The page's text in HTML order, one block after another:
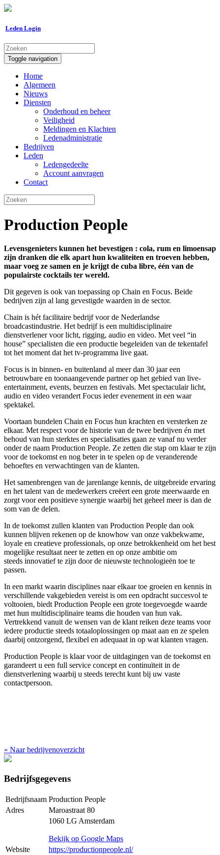
Leden Login
Toggle navigation
Home
Algemeen
Nieuws
Diensten
Onderhoud en beheer
Veiligheid
Meldingen en Klachten
Ledenadministratie
Bedrijven
Leden
Ledengedeelte
Account aanvragen
Contact
Production People
Levensgenieters kunnen het bevestigen : cola, rum en limoensap
zijn dranken die elk apart hun kwaliteiten en troeven hebben,
maar voeg ze samen en je krijgt de cuba libre, één van de
populairste cocktails ter wereld.
Dit gegeven is ook van toepassing op Chain en Focus. Beide
bedrijven zijn al lang gevestigde waarden in de sector.
Chain is hét facilitaire bedrijf voor de Nederlandse
broadcastindustrie. Het bedrijf is een multidisciplinaire
dienstverlener voor licht, rigging, audio en video. Met veel “in
house” specialisten die een productie begeleiden van de tekentafel
tot het moment dat het tv-programma live gaat.
Focus is in binnen- en buitenland al meer dan 30 jaar een
betrouwbare en toonaangevende partner op het gebied van live-
entertainment, events, beurzen en festivals. Met spectaculair licht,
audio en video verandert Focus ieder evenement in een waar
spektakel.
Voortaan bundelen Chain en Focus hun krachten en versterken ze
elkaar. Met respect voor de historie van de twee bedrijven én met
behoud van hun sterktes en specialisaties gaan ze vanaf nu verder
onder de naam Production People. Ze zetten die stap om klaar te zijn
voor de toekomst en nog beter in te spelen op de veranderende
behoeftes en verwachtingen van de klanten.
Het samenbrengen van de jarenlange kennis, de uitgebreide ervaring
en het talent van de medewerkers creëert een grote meerwaarde en
zorgt voor een positieve synergie waarbij het geheel meer is dan de
som van de delen.
In de toekomst zullen klanten van Production People dan ook
kunnen blijven rekenen op de knowhow van onze vakbekwame,
loyale en creatieve professionals, op onze betrokkenheid om het best
mogelijke resultaat neer te zetten en op onze ambitie om
steeds innovatief te zijn door de nieuwste technologieën toe te
passen.
In een markt waarin disciplines naar elkaar toe groeien en kennis in
verschillende vakgebieden vereist is om een opdracht succesvol te
voltooien, biedt Production People een grote toegevoegde waarde
met hun multidisciplinaire teams die houden van hun vak.
Vertrekkend vanuit de wensen van de klant reiken deze teams voor
iedere productie steeds totaaloplossingen op maat aan en ze spelen
daarbij ontzorgend, flexibel en adequaat in op wat klanten vragen.
Production People is klaar voor de uitdagingen van de toekomst en
garandeert u een full service concept en continuïteit in de
dienstverlening waarbij u steeds terecht kunt bij uw vaste
contactpersoon.
« Naar bedrijvenoverzicht
Bedrijfsgegevens
Bedrijfsnaam Production People
Adres
Maroastraat 80
1060 LG Amsterdam
Bekijk op Google Maps
Website
https://productionpeople.nl/